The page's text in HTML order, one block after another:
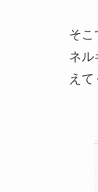
そこ
ネル
えて